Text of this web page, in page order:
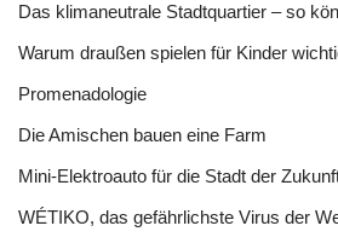
Das klimaneutrale Stadtquartier – so
Warum draußen spielen für Kinder
Promenadologie
Die Amischen bauen eine Farm
Mini-Elektroauto für die Stadt der
WÉTIKO, das gefährlichste Virus der